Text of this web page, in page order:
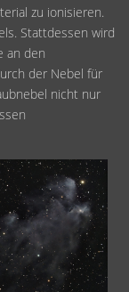
zu ionisieren.
Stattdessen wird
an den
der Nebel für
nicht nur